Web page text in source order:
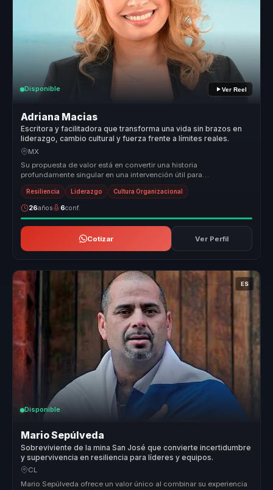
Disponible Ver Reel
Adriana Macias
Escritora y facilitadora que transforma una vida sin brazos en
liderazgo, cambio cultural y fuerza frente a límites reales.
MX
Su propuesta de valor está en convertir una historia
profundamente singular en una intervención útil para
organizaciones. Adriana traduce...
Resiliencia Liderazgo Cultura Organizacional
26años 6conf.
Cotizar Ver Perfil
ES
Disponible
Mario Sepúlveda
Sobreviviente de la mina San José que convierte incertidumbre
y supervivencia en resiliencia para líderes y equipos.
CL
Mario Sepúlveda ofrece un valor único al combinar su experiencia